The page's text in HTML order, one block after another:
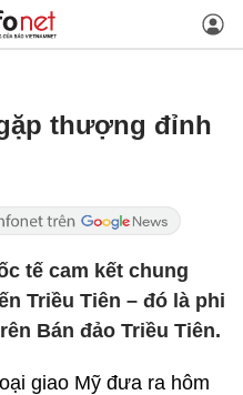
thượng đỉnh
tế cam kết chung
Triều Tiên – đó là phi
Bán đảo Triều Tiên.
giao Mỹ đưa ra hôm